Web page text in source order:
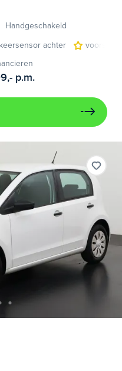
Handgeschakeld
achter
p.m.